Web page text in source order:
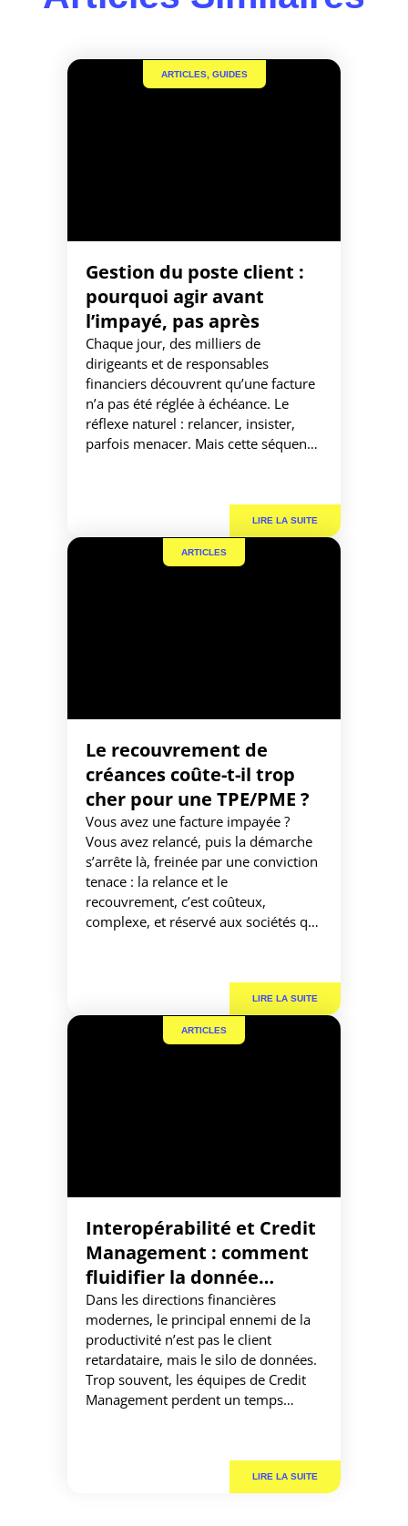
ARTICLES, GUIDES
Gestion du poste client :
pourquoi agir avant
l’impayé, pas après
Chaque jour, des milliers de
dirigeants et de responsables
financiers découvrent qu’une facture
n’a pas été réglée à échéance. Le
réflexe naturel : relancer, insister,
parfois menacer. Mais cette séquence
poste client ne commence pas à la
ARTICLES
Le recouvrement de
créances coûte-t-il trop
cher pour une TPE/PME ?
Vous avez une facture impayée ?
Vous avez relancé, puis la démarche
s’arrête là, freinée par une conviction
tenace : la relance et le
recouvrement, c’est coûteux,
complexe, et réservé aux sociétés qui
Il correspond à une réalité qui a
ARTICLES
Interopérabilité et Credit
Management : comment
fluidifier la donnée
financière pour accélérer
le recouvrement
Dans les directions financières
modernes, le principal ennemi de la
productivité n’est pas le client
retardataire, mais le silo de données.
Trop souvent, les équipes de Credit
Management perdent un temps
réinjecter manuellement dans une